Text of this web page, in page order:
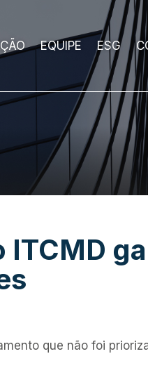
EQUIPE ESG
que não foi